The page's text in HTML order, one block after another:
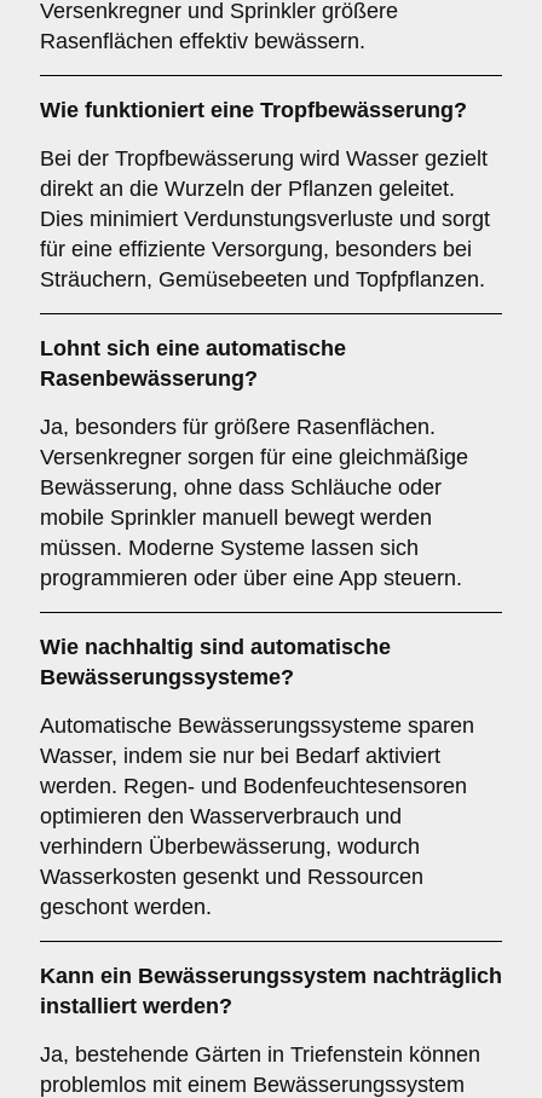
Versenkregner und Sprinkler größere
Rasenflächen effektiv bewässern.
Wie funktioniert eine Tropfbewässerung?
Bei der Tropfbewässerung wird Wasser gezielt
direkt an die Wurzeln der Pflanzen geleitet.
Dies minimiert Verdunstungsverluste und sorgt
für eine effiziente Versorgung, besonders bei
Sträuchern, Gemüsebeeten und Topfpflanzen.
Lohnt sich eine automatische
Rasenbewässerung?
Ja, besonders für größere Rasenflächen.
Versenkregner sorgen für eine gleichmäßige
Bewässerung, ohne dass Schläuche oder
mobile Sprinkler manuell bewegt werden
müssen. Moderne Systeme lassen sich
programmieren oder über eine App steuern.
Wie nachhaltig sind automatische
Bewässerungssysteme?
Automatische Bewässerungssysteme sparen
Wasser, indem sie nur bei Bedarf aktiviert
werden. Regen- und Bodenfeuchtesensoren
optimieren den Wasserverbrauch und
verhindern Überbewässerung, wodurch
Wasserkosten gesenkt und Ressourcen
geschont werden.
Kann ein Bewässerungssystem nachträglich
installiert werden?
Ja, bestehende Gärten in Triefenstein können
problemlos mit einem Bewässerungssystem